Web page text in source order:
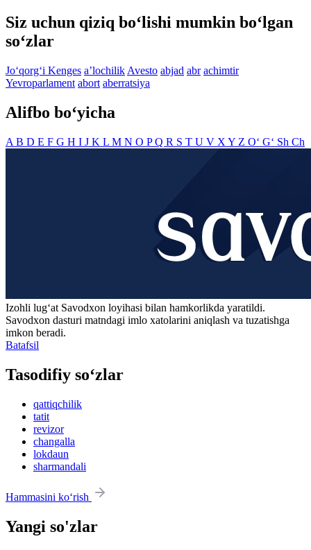
Siz uchun qiziq bo‘lishi mumkin bo‘lgan
so‘zlar
Jo‘qorg‘i Kenges aʼlochilik Avesto abjad abr achimtir
Yevroparlament abort aberratsiya
Alifbo bo‘yicha
A B D E F G H I J K L M N O PQ R S T U V X Y Z O‘ G‘ Sh Ch
Izohli lugʻat Savodxon loyihasi bilan hamkorlikda yaratildi.
Savodxon dasturi matndagi imlo xatolarini aniqlash va tuzatishga
imkon beradi.
Batafsil
Tasodifiy so‘zlar
qattiqchilik
tatit
revizor
changalla
lokdaun
sharmandali
Hammasini ko‘rish
Yangi so'zlar